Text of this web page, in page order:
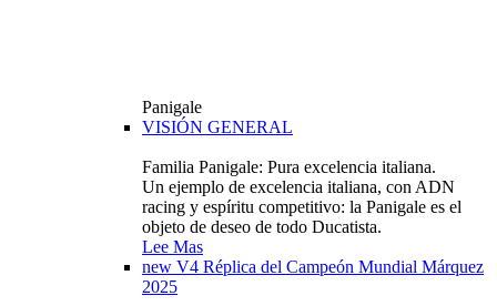
Panigale
VISIÓN GENERAL
Familia Panigale: Pura excelencia italiana.
Un ejemplo de excelencia italiana, con ADN
racing y espíritu competitivo: la Panigale es el
objeto de deseo de todo Ducatista.
Lee Mas
new V4 Réplica del Campeón Mundial Márquez
2025